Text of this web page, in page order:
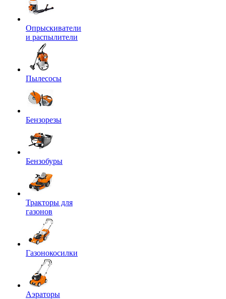
Опрыскиватели
и распылители
Пылесосы
Бензорезы
Бензобуры
Тракторы для
газонов
Газонокосилки
Аэраторы